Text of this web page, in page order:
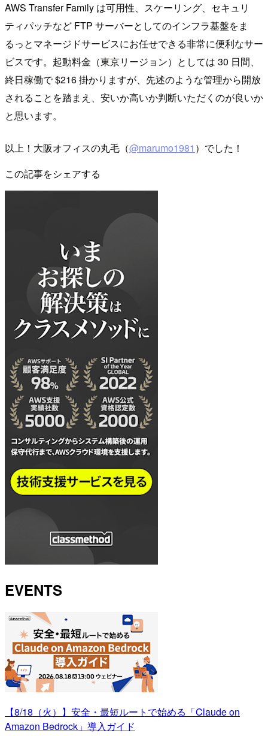
AWS Transfer Family は可用性、スケーリング、セキュリ
ティパッチなど FTP サーバーとしてのインフラ基盤をま
るっとマネージドサービスにお任せできる非常に便利なサー
ビスです。起動料金（東京リージョン）としては 30 日間、
終日稼働で $216 掛かりますが、先述のような管理から開放
されることを踏まえ、安いか高いか判断いただくのが良いか
と思います。
以上！大阪オフィスの丸毛（@marumo1981 ）でした！
この記事をシェアする
EVENTS
【8/18（火）】安全・最短ルートで始める「Claude on
Amazon Bedrock」導入ガイド